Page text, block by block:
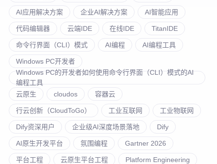
AI应用解决方案 企业AI解决方案 AI智能应用
代码编辑器 云端IDE 在线IDE TitanIDE
命令行界面（CLI）模式 AI编程 AI编程工具
Windows PC开发者
Windows PC的开发者如何使用命令行界面（CLI）模式的AI
编程工具
云原生
cloudos 容器云
行云创新（CloudToGo） 工业互联网 工业物联网
Dify资深用户 企业级AI深度场景落地 Dify
AI原生开发平台 氛围编程 Gartner 2026
平台工程 云原生平台工程 Platform Engineering